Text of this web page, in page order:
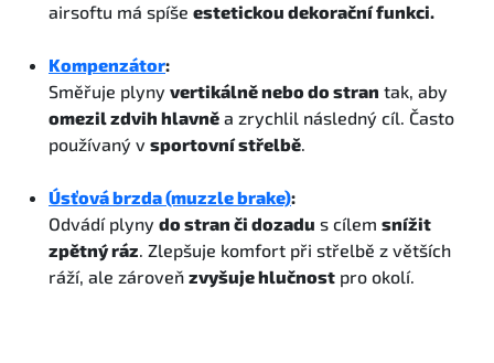
airsoftu má spíše estetickou dekorační funkci.
Kompenzátor:
Směřuje plyny vertikálně nebo do stran tak, aby
omezil zdvih hlavně a zrychlil následný cíl. Často
používaný v sportovní střelbě.
Úsťová brzda (muzzle brake):
Odvádí plyny do stran či dozadu s cílem snížit
zpětný ráz. Zlepšuje komfort při střelbě z větších
ráží, ale zároveň zvyšuje hlučnost pro okolí.